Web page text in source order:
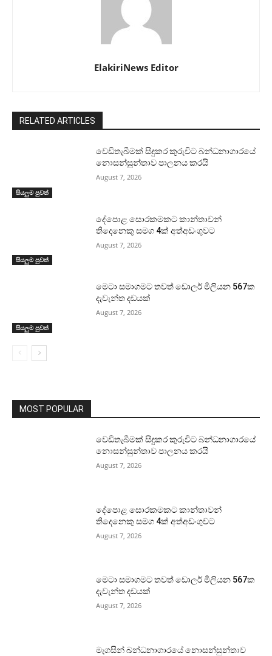
ElakiriNews Editor
RELATED ARTICLES
සියලුම පුවත්
වෙඩිතැබීමක් සිදුකර කුරුවිට බන්ධනාගාරයේ
නොසන්සුන්තාව පාලනය කරයි
August 7, 2026
සියලුම පුවත්
දේපොළ සොරකමකට කාන්තාවන්
තිදෙනෙකු සමග 4ක් අත්අඩංගුවට
August 7, 2026
සියලුම පුවත්
මෙටා සමාගමට තවත් ඩොලර් මිලියන 567ක
දැවැන්ත දඩයක්
August 7, 2026
MOST POPULAR
වෙඩිතැබීමක් සිදුකර කුරුවිට බන්ධනාගාරයේ
නොසන්සුන්තාව පාලනය කරයි
August 7, 2026
දේපොළ සොරකමකට කාන්තාවන්
තිදෙනෙකු සමග 4ක් අත්අඩංගුවට
August 7, 2026
මෙටා සමාගමට තවත් ඩොලර් මිලියන 567ක
දැවැන්ත දඩයක්
August 7, 2026
මැගසින් බන්ධනාගාරයේ නොසන්සුන්තාව